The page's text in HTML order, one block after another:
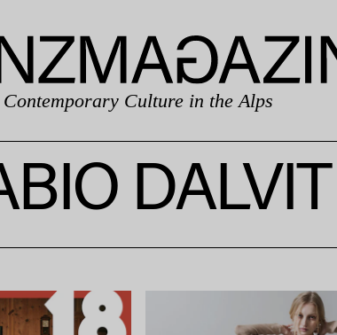
Contemporary Culture in the Alps
DALVIT